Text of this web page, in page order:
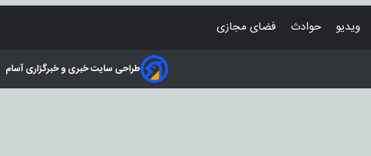
ویدیو حوادث فضای مجازی
طراحی سایت خبری و خبرگزاری آسام